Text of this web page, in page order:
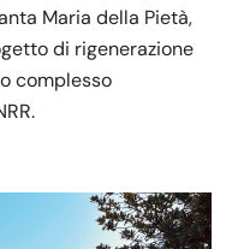
Maria della Pietà,
di rigenerazione
complesso